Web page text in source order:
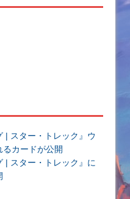
| スター・トレック』ウ
カードが公開
| スター・トレック』に